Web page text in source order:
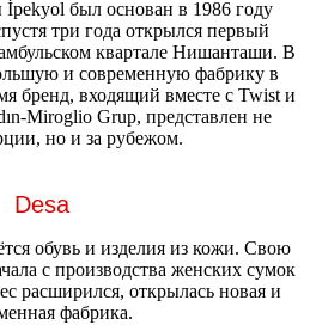
был основан в 1986 году
три года открылся первый
квартале Нишанташи. В
и современную фабрику в
бренд, входящий вместе с Twist и
Miroglio Grup, представлен не
но и за рубежом.
Desa
обувь и изделия из кожи. Свою
с производства женских сумок
расширился, открылась новая и
фабрика.